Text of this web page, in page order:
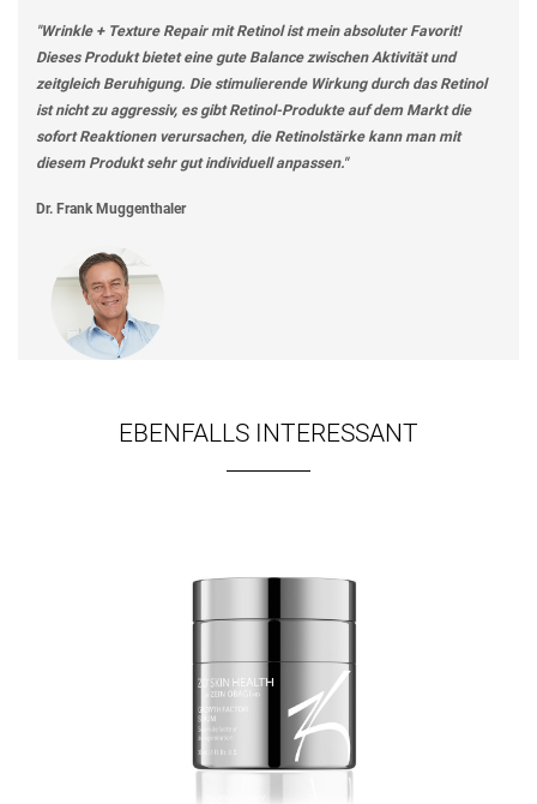
"Wrinkle + Texture Repair mit Retinol ist mein absoluter Favorit!
Dieses Produkt bietet eine gute Balance zwischen Aktivität und
zeitgleich Beruhigung. Die stimulierende Wirkung durch das Retinol
ist nicht zu aggressiv, es gibt Retinol-Produkte auf dem Markt die
sofort Reaktionen verursachen, die Retinolstärke kann man mit
diesem Produkt sehr gut individuell anpassen."
Dr. Frank Muggenthaler
EBENFALLS INTERESSANT